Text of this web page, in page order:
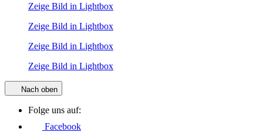
Zeige Bild in Lightbox
Zeige Bild in Lightbox
Zeige Bild in Lightbox
Zeige Bild in Lightbox
Nach oben
Folge uns auf:
Facebook